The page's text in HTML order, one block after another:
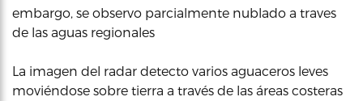
embargo, se observo parcialmente nublado a traves
de las aguas regionales
La imagen del radar detecto varios aguaceros leves
moviéndose sobre tierra a través de las áreas costeras